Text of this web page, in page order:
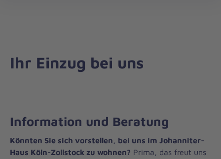
Ihr Einzug bei uns
Information und Beratung
Könnten Sie sich vorstellen, bei uns im Johanniter-
Haus Köln-Zollstock zu wohnen? Prima, das freut uns